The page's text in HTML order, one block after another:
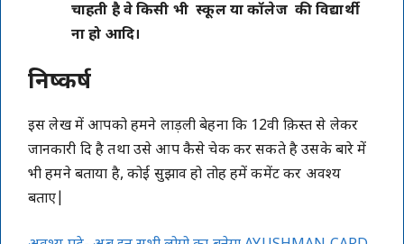
चाहती है वे किसी भी स्कूल या कॉलेज की विद्यार्थी
ना हो आदि।
निष्कर्ष
इस लेख में आपको हमने लाड़ली बेहना कि 12वी क़िस्त से लेकर
जानकारी दि है तथा उसे आप कैसे चेक कर सकते है उसके बारे में
भी हमने बताया है, कोई सुझाव हो तोह हमें कमेंट कर अवश्य
बताए|